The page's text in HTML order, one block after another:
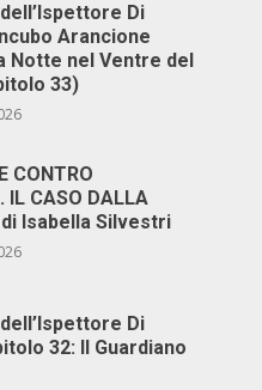
Di
Arancione
Notte nel Ventre del
33)
CONTRO
IL CASO DALLA
di Isabella Silvestri
Di
32: Il Guardiano